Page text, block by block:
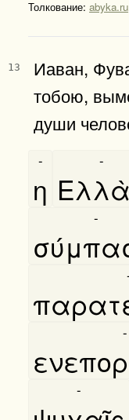
Толкование: abyka.ru
13
Иаван,
тобою,
души
η
- -
-
-
-